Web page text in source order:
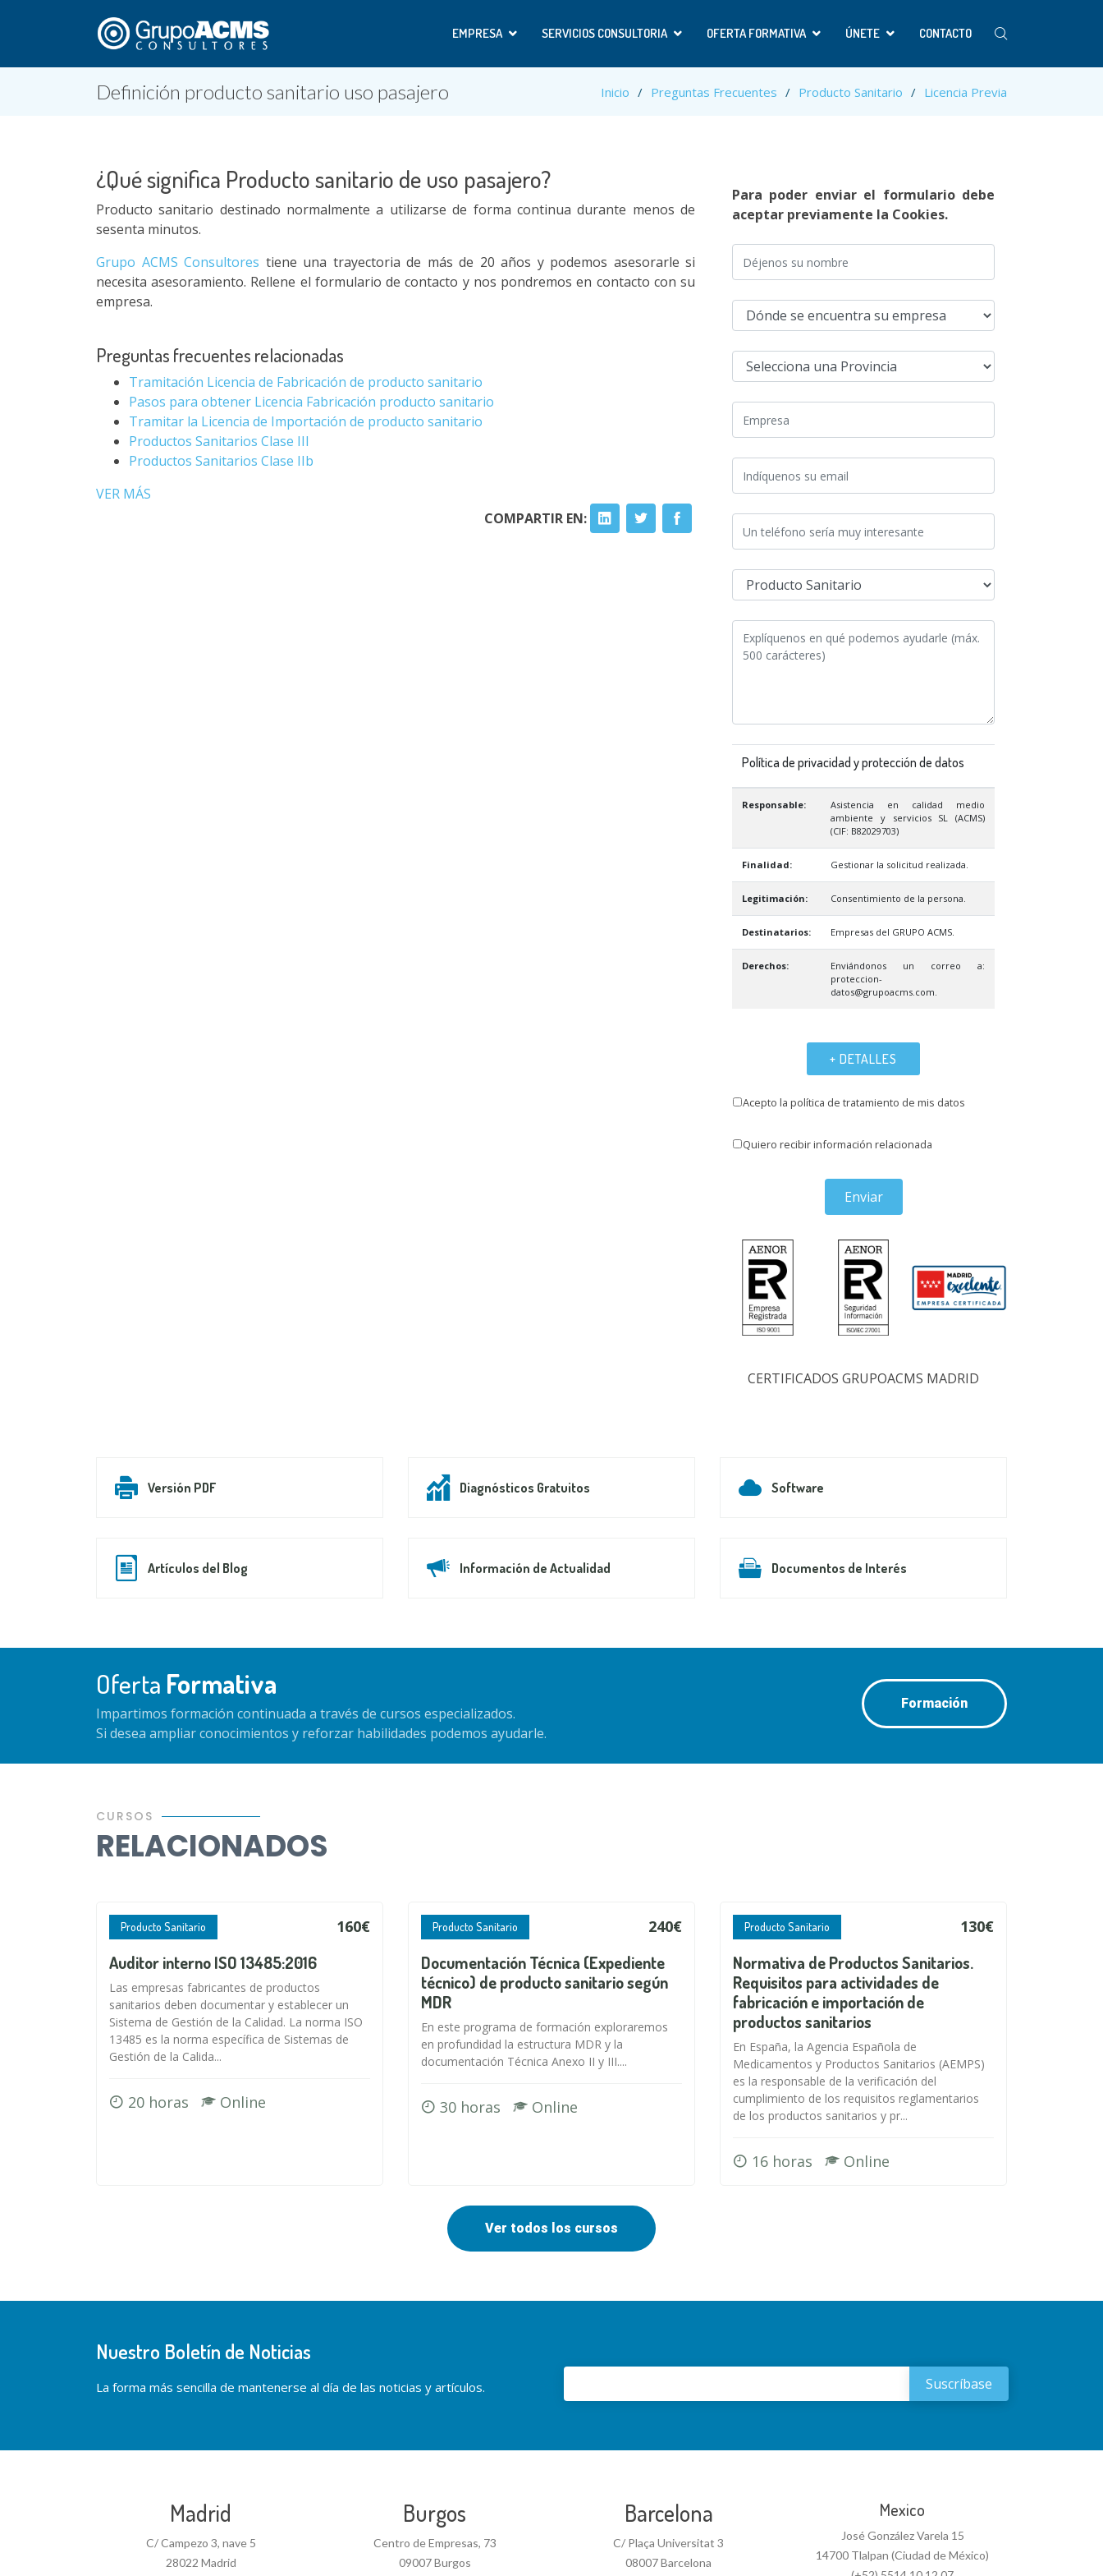
EMPRESA SERVICIOS CONSULTORIA OFERTA FORMATIVA ÚNETE CONTACTO
Definición producto sanitario uso pasajero Inicio Preguntas Frecuentes Producto Sanitario Licencia Previa
¿Qué significa Producto sanitario de uso pasajero?
Producto sanitario destinado normalmente a utilizarse de forma continua durante menos de
sesenta minutos.
Grupo ACMS Consultores tiene una trayectoria de más de 20 años y podemos asesorarle si
necesita asesoramiento. Rellene el formulario de contacto y nos pondremos en contacto con su
empresa.
Preguntas frecuentes relacionadas
Tramitación Licencia de Fabricación de producto sanitario
Pasos para obtener Licencia Fabricación producto sanitario
Tramitar la Licencia de Importación de producto sanitario
Productos Sanitarios Clase III
Productos Sanitarios Clase IIb
VER MÁS
COMPARTIR EN:
Para poder enviar el formulario debe
aceptar previamente la Cookies.
Política de privacidad y protección de datos
Responsable:
Asistencia en calidad medio
ambiente y servicios SL (ACMS)
(CIF: B82029703)
Finalidad: Gestionar la solicitud realizada.
Legitimación: Consentimiento de la persona.
Destinatarios: Empresas del GRUPO ACMS.
Derechos:
Enviándonos un correo a:
proteccion-
datos@grupoacms.com.
+ DETALLES
Acepto la política de tratamiento de mis datos
Quiero recibir información relacionada
Enviar
CERTIFICADOS GRUPOACMS MADRID
Versión PDF Diagnósticos Gratuitos Software
Artículos del Blog Información de Actualidad Documentos de Interés
Oferta Formativa
Impartimos formación continuada a través de cursos especializados.
Si desea ampliar conocimientos y reforzar habilidades podemos ayudarle.
Formación
CURSOS
RELACIONADOS
Producto Sanitario 160€
Auditor interno ISO 13485:2016
Las empresas fabricantes de productos
sanitarios deben documentar y establecer un
Sistema de Gestión de la Calidad. La norma ISO
13485 es la norma específica de Sistemas de
Gestión de la Calida...
20 horas Online
Producto Sanitario 240€
Documentación Técnica (Expediente
técnico) de producto sanitario según
MDR
En este programa de formación exploraremos
en profundidad la estructura MDR y la
documentación Técnica Anexo II y III....
30 horas Online
Producto Sanitario 130€
Normativa de Productos Sanitarios.
Requisitos para actividades de
fabricación e importación de
productos sanitarios
En España, la Agencia Española de
Medicamentos y Productos Sanitarios (AEMPS)
es la responsable de la verificación del
cumplimiento de los requisitos reglamentarios
de los productos sanitarios y pr...
16 horas Online
Ver todos los cursos
Nuestro Boletín de Noticias
La forma más sencilla de mantenerse al día de las noticias y artículos.
Madrid
C/ Campezo 3, nave 5
28022 Madrid
Burgos
Centro de Empresas, 73
09007 Burgos
Barcelona
C/ Plaça Universitat 3
08007 Barcelona
Mexico
José González Varela 15
14700 Tlalpan (Ciudad de México)